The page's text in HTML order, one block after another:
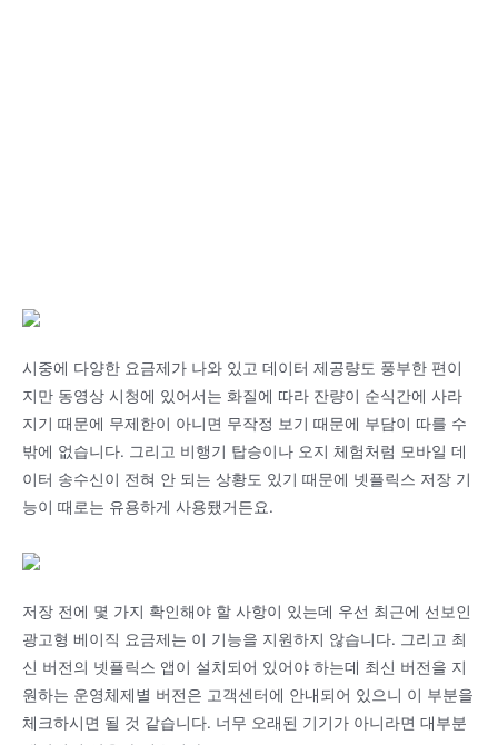
시중에 다양한 요금제가 나와 있고 데이터 제공량도 풍부한 편이
지만 동영상 시청에 있어서는 화질에 따라 잔량이 순식간에 사라
지기 때문에 무제한이 아니면 무작정 보기 때문에 부담이 따를 수
밖에 없습니다. 그리고 비행기 탑승이나 오지 체험처럼 모바일 데
이터 송수신이 전혀 안 되는 상황도 있기 때문에 넷플릭스 저장 기
능이 때로는 유용하게 사용됐거든요.
저장 전에 몇 가지 확인해야 할 사항이 있는데 우선 최근에 선보인
광고형 베이직 요금제는 이 기능을 지원하지 않습니다. 그리고 최
신 버전의 넷플릭스 앱이 설치되어 있어야 하는데 최신 버전을 지
원하는 운영체제별 버전은 고객센터에 안내되어 있으니 이 부분을
체크하시면 될 것 같습니다. 너무 오래된 기기가 아니라면 대부분